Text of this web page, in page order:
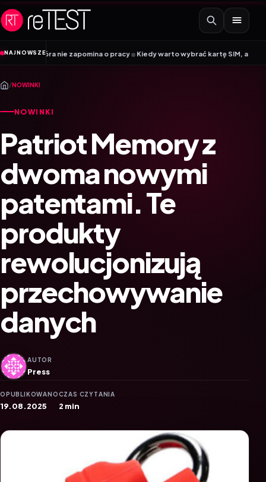
Przejdź do treści
NAJNOWSZE
która nie zapomina o pracy • Kiedy warto wybrać kartę SIM, a kiedy kartę
/NOWINKI
NOWINKI
Patriot Memory z
dwoma nowymi
patentami. Te
produkty
rewolucjonizują
przechowywanie
danych
AUTOR
Press
OPUBLIKOWANO
19.08.2025
CZAS CZYTANIA
2 min